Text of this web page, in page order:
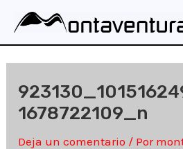
contenido
1678722109_n
Deja un comentario / Por